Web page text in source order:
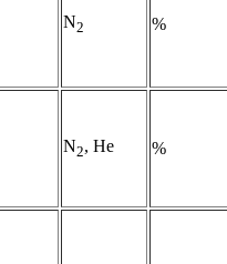
N2 %
N2, He %